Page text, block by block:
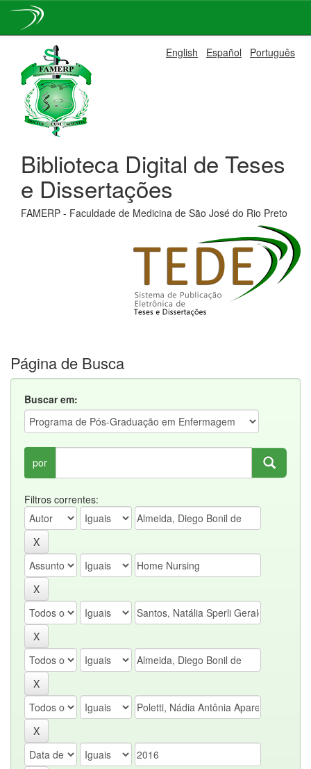
navigation
English Español Português
Biblioteca Digital de Teses
e Dissertações
FAMERP - Faculdade de Medicina de São José do Rio Preto
Página de Busca
Buscar em:
por
Filtros correntes: